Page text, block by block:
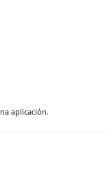
aplicación.